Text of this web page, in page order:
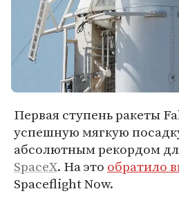
Первая ступень ракеты
успешную мягкую
абсолютным рекордом
SpaceX. На это обратило
Spaceflight Now.